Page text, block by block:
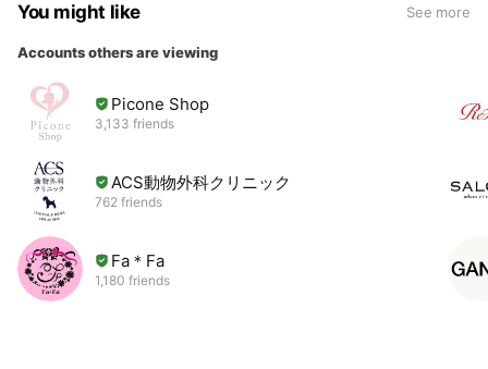
You might like See more
Accounts others are viewing
Picone Shop
3,133 friends
ACS動物外科クリニック
762 friends
Fa＊Fa
1,180 friends